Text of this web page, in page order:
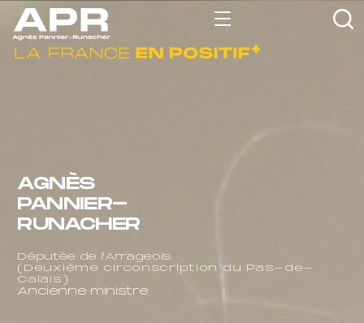
AGNÈS
PANNIER-
RUNACHER
Députée de l'Arrageois
(Deuxième circonscription du Pas-de-
Calais)
Ancienne ministre